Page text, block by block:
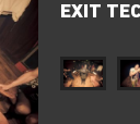
EXIT